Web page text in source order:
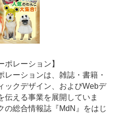
ポレーション】
ーションは、雑誌・書籍・
ックデザイン、およびWebデ
伝える事業を展開していま
の総合情報誌『MdN』をはじ